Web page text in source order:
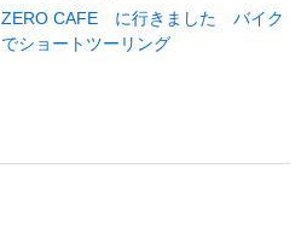
ZERO CAFE に行きました バイク
でショートツーリング